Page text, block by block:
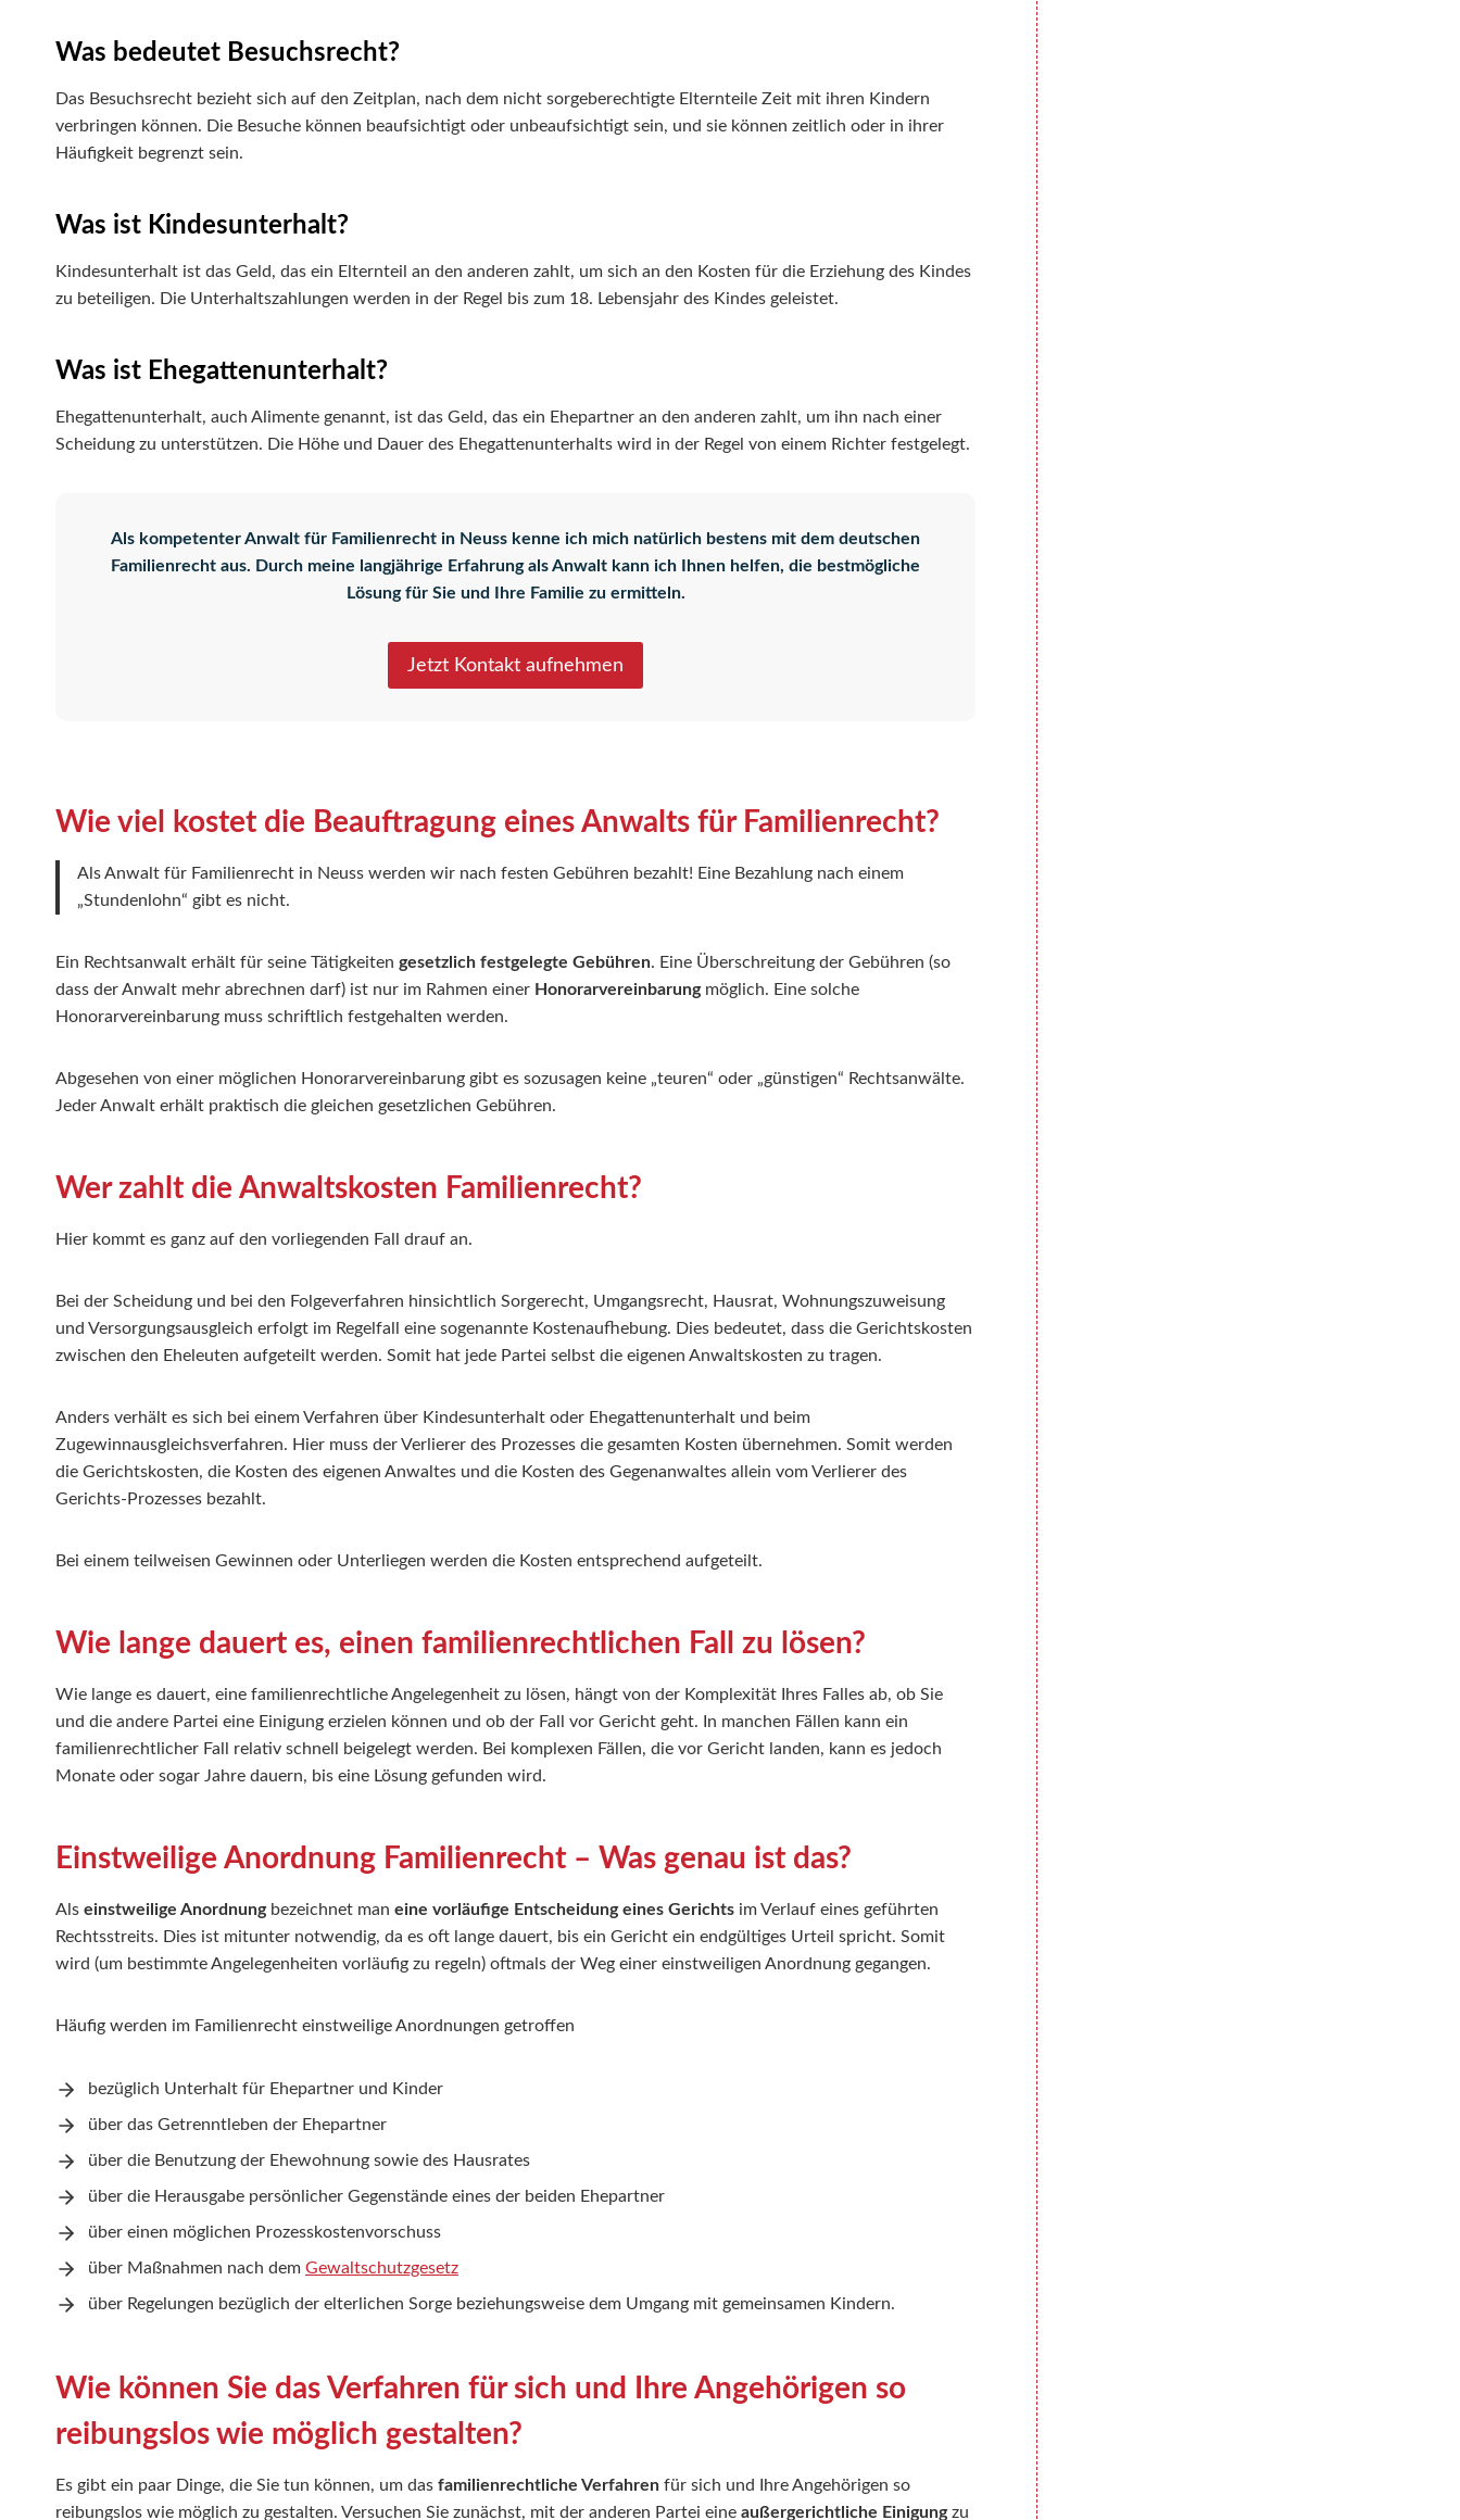
Was bedeutet Besuchsrecht?
Das Besuchsrecht bezieht sich auf den Zeitplan, nach dem nicht sorgeberechtigte Elternteile Zeit mit ihren Kindern
verbringen können. Die Besuche können beaufsichtigt oder unbeaufsichtigt sein, und sie können zeitlich oder in ihrer
Häufigkeit begrenzt sein.
Was ist Kindesunterhalt?
Kindesunterhalt ist das Geld, das ein Elternteil an den anderen zahlt, um sich an den Kosten für die Erziehung des Kindes
zu beteiligen. Die Unterhaltszahlungen werden in der Regel bis zum 18. Lebensjahr des Kindes geleistet.
Was ist Ehegattenunterhalt?
Ehegattenunterhalt, auch Alimente genannt, ist das Geld, das ein Ehepartner an den anderen zahlt, um ihn nach einer
Scheidung zu unterstützen. Die Höhe und Dauer des Ehegattenunterhalts wird in der Regel von einem Richter festgelegt.
Als kompetenterAnwalt für Familienrecht in Neuss kenne ich mich natürlich bestens mit dem deutschen
Familienrecht aus. Durch meine langjährige Erfahrung als Anwalt kann ich Ihnen helfen, die bestmögliche
Lösung für Sie und Ihre Familie zu ermitteln.
Jetzt Kontakt aufnehmen
Wie viel kostet die Beauftragung eines Anwalts für Familienrecht?
Als Anwalt für Familienrecht in Neuss werden wir nach festen Gebühren bezahlt! Eine Bezahlung nach einem
„Stundenlohn“ gibt es nicht.
Ein Rechtsanwalt erhält für seine Tätigkeiten gesetzlich festgelegte Gebühren. Eine Überschreitung der Gebühren (so
dass der Anwalt mehr abrechnen darf) ist nur im Rahmen einer Honorarvereinbarungmöglich. Eine solche
Honorarvereinbarung muss schriftlich festgehalten werden.
Abgesehen von einer möglichen Honorarvereinbarung gibt es sozusagen keine „teuren“ oder „günstigen“ Rechtsanwälte.
Jeder Anwalt erhält praktisch die gleichen gesetzlichen Gebühren.
Wer zahlt die Anwaltskosten Familienrecht?
Hier kommt es ganz auf den vorliegenden Fall drauf an.
Bei der Scheidung und bei den Folgeverfahren hinsichtlich Sorgerecht, Umgangsrecht, Hausrat, Wohnungszuweisung
und Versorgungsausgleich erfolgt im Regelfall eine sogenannte Kostenaufhebung. Dies bedeutet, dass die Gerichtskosten
zwischen den Eheleuten aufgeteilt werden. Somit hat jede Partei selbst die eigenen Anwaltskosten zu tragen.
Anders verhält es sich bei einem Verfahren über Kindesunterhalt oder Ehegattenunterhalt und beim
Zugewinnausgleichsverfahren. Hier muss der Verlierer des Prozesses die gesamten Kosten übernehmen. Somit werden
die Gerichtskosten, die Kosten des eigenen Anwaltes und die Kosten des Gegenanwaltes allein vom Verlierer des
Gerichts-Prozesses bezahlt.
Bei einem teilweisen Gewinnen oder Unterliegen werden die Kosten entsprechend aufgeteilt.
Wie lange dauert es, einen familienrechtlichen Fall zu lösen?
Wie lange es dauert, eine familienrechtliche Angelegenheit zu lösen, hängt von der Komplexität Ihres Falles ab, ob Sie
und die andere Partei eine Einigung erzielen können und ob der Fall vor Gericht geht. In manchen Fällen kann ein
familienrechtlicher Fall relativ schnell beigelegt werden. Bei komplexen Fällen, die vor Gericht landen, kann es jedoch
Monate oder sogar Jahre dauern, bis eine Lösung gefunden wird.
Einstweilige Anordnung Familienrecht – Was genau ist das?
Als einstweilige Anordnungbezeichnet man eine vorläufige Entscheidung eines Gerichts im Verlauf eines geführten
Rechtsstreits. Dies ist mitunter notwendig, da es oft lange dauert, bis ein Gericht ein endgültiges Urteil spricht. Somit
wird (um bestimmte Angelegenheiten vorläufig zu regeln) oftmals der Weg einer einstweiligen Anordnung gegangen.
Häufig werden im Familienrecht einstweilige Anordnungen getroffen
bezüglich Unterhalt für Ehepartner und Kinder
über das Getrenntleben der Ehepartner
über die Benutzung der Ehewohnung sowie des Hausrates
über die Herausgabe persönlicher Gegenstände eines der beiden Ehepartner
über einen möglichen Prozesskostenvorschuss
über Maßnahmen nach dem Gewaltschutzgesetz
über Regelungen bezüglich der elterlichen Sorge beziehungsweise dem Umgang mit gemeinsamen Kindern.
Wie können Sie das Verfahren für sich und Ihre Angehörigen so
reibungslos wie möglich gestalten?
Es gibt ein paar Dinge, die Sie tun können, um das familienrechtliche Verfahren für sich und Ihre Angehörigen so
reibungslos wie möglich zu gestalten. Versuchen Sie zunächst, mit der anderen Partei eine außergerichtliche Einigungzu